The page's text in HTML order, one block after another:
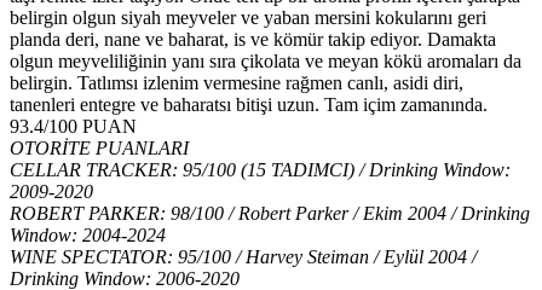
belirgin olgun siyah meyveler ve yaban mersini kokularını geri
planda deri, nane ve baharat, is ve kömür takip ediyor. Damakta
olgun meyveliliğinin yanı sıra çikolata ve meyan kökü aromaları da
belirgin. Tatlımsı izlenim vermesine rağmen canlı, asidi diri,
tanenleri entegre ve baharatsı bitişi uzun. Tam içim zamanında.
93.4/100 PUAN
OTORİTE PUANLARI
CELLAR TRACKER: 95/100 (15 TADIMCI) / Drinking Window:
2009-2020
ROBERT PARKER: 98/100 / Robert Parker / Ekim 2004 / Drinking
Window: 2004-2024
WINE SPECTATOR: 95/100 / Harvey Steiman / Eylül 2004 /
Drinking Window: 2006-2020